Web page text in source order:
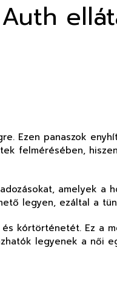
Ezen panaszok
felmérésében,
amelyek a
legyen, ezáltal a
kórtörténetét. Ez a
legyenek a női